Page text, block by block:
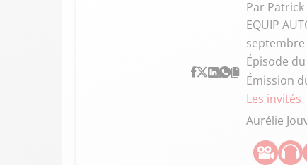
Par Patrick
EQUIP
septembre
Épisode
Émission
Les invités
Aurélie